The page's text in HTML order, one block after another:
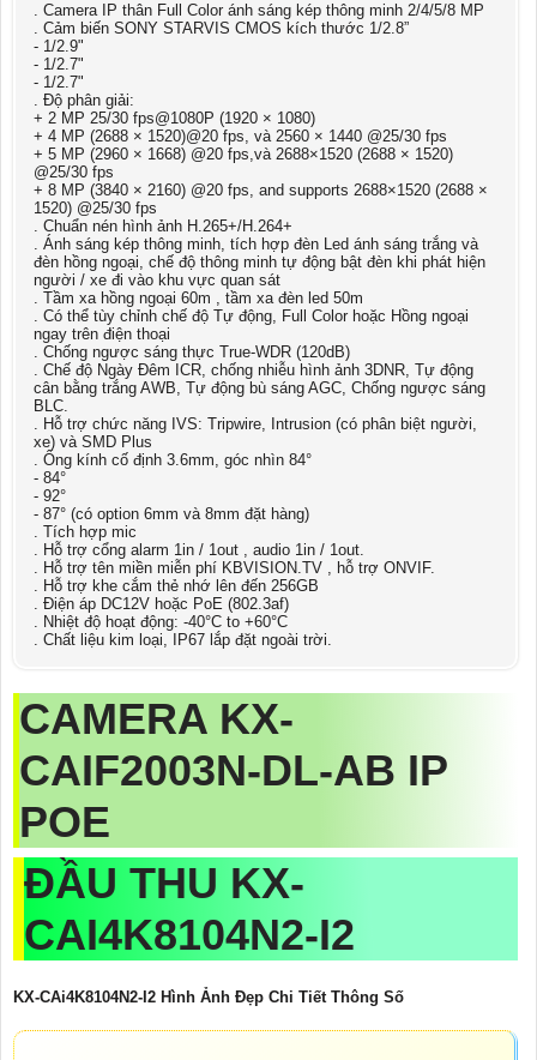
. Camera IP thân Full Color ánh sáng kép thông minh 2/4/5/8 MP
. Cảm biến SONY STARVIS CMOS kích thước 1/2.8”
- 1/2.9"
- 1/2.7"
- 1/2.7"
. Độ phân giải:
+ 2 MP 25/30 fps@1080P (1920 × 1080)
+ 4 MP (2688 × 1520)@20 fps, và 2560 × 1440 @25/30 fps
+ 5 MP (2960 × 1668) @20 fps,và 2688×1520 (2688 × 1520)
@25/30 fps
+ 8 MP (3840 × 2160) @20 fps, and supports 2688×1520 (2688 ×
1520) @25/30 fps
. Chuẩn nén hình ảnh H.265+/H.264+
. Ánh sáng kép thông minh, tích hợp đèn Led ánh sáng trắng và
đèn hồng ngoại, chế độ thông minh tự động bật đèn khi phát hiện
người / xe đi vào khu vực quan sát
. Tầm xa hồng ngoại 60m , tầm xa đèn led 50m
. Có thể tùy chỉnh chế độ Tự động, Full Color hoặc Hồng ngoại
ngay trên điện thoại
. Chống ngược sáng thực True-WDR (120dB)
. Chế độ Ngày Đêm ICR, chống nhiễu hình ảnh 3DNR, Tự động
cân bằng trắng AWB, Tự động bù sáng AGC, Chống ngược sáng
BLC.
. Hỗ trợ chức năng IVS: Tripwire, Intrusion (có phân biệt người,
xe) và SMD Plus
. Ống kính cố định 3.6mm, góc nhìn 84°
- 84°
- 92°
- 87° (có option 6mm và 8mm đặt hàng)
. Tích hợp mic
. Hỗ trợ cổng alarm 1in / 1out , audio 1in / 1out.
. Hỗ trợ tên miền miễn phí KBVISION.TV , hỗ trợ ONVIF.
. Hỗ trợ khe cắm thẻ nhớ lên đến 256GB
. Điện áp DC12V hoặc PoE (802.3af)
. Nhiệt độ hoạt động: -40°C to +60°C
. Chất liệu kim loại, IP67 lắp đặt ngoài trời.
CAMERA KX-
CAIF2003N-DL-AB IP
POE
ĐẦU THU KX-
CAI4K8104N2-I2
KX-CAi4K8104N2-I2 Hình Ảnh Đẹp Chi Tiết Thông Số